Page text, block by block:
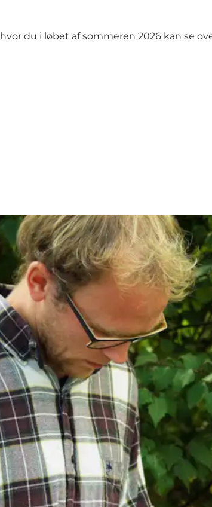
hvor du i løbet af sommeren 2026 kan se